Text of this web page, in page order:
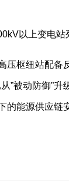
以上变电站
压枢纽站配备
”被动防御”
的能源供应链